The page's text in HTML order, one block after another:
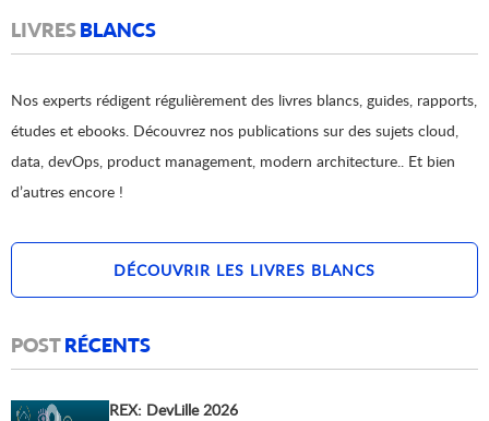
LIVRESBLANCS
Nos experts rédigent régulièrement des livres blancs, guides, rapports,
études et ebooks. Découvrez nos publications sur des sujets cloud,
data, devOps, product management, modern architecture.. Et bien
d’autres encore !
DÉCOUVRIR LES LIVRES BLANCS
POSTRÉCENTS
REX: DevLille 2026